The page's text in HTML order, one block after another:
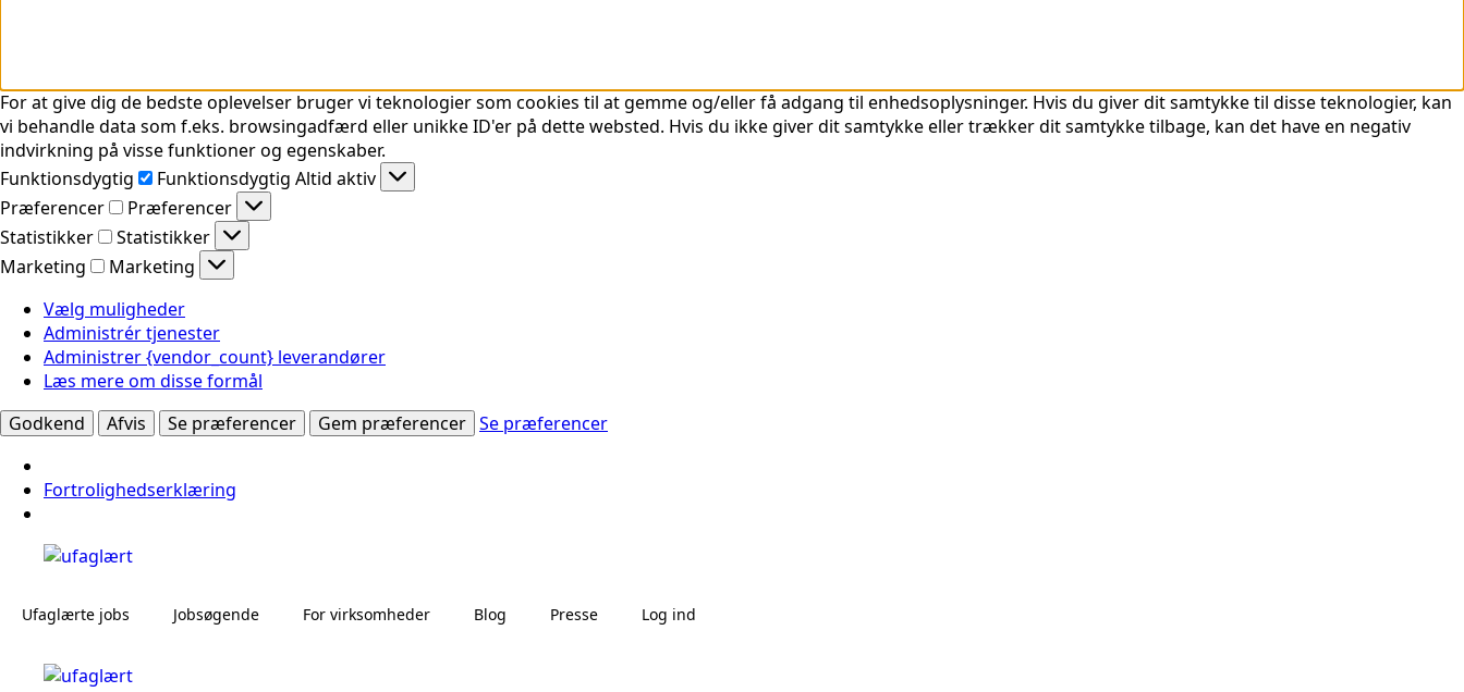
For at give dig de bedste oplevelser bruger vi teknologier som cookies til at gemme og/eller få adgang til enhedsoplysninger. Hvis du giver dit samtykke til disse teknologier, kan
vi behandle data som f.eks. browsingadfærd eller unikke ID'er på dette websted. Hvis du ikke giver dit samtykke eller trækker dit samtykke tilbage, kan det have en negativ
indvirkning på visse funktioner og egenskaber.
Funktionsdygtig
Funktionsdygtig Altid aktiv
Præferencer
Præferencer
Statistikker
Statistikker
Marketing
Marketing
Vælg muligheder
Administrér tjenester
Administrer {vendor_count} leverandører
Læs mere om disse formål
Godkend
Afvis Se præferencer Gem præferencer Se præferencer
Fortrolighedserklæring
Ufaglærte jobs Jobsøgende For virksomheder Blog Presse Log ind